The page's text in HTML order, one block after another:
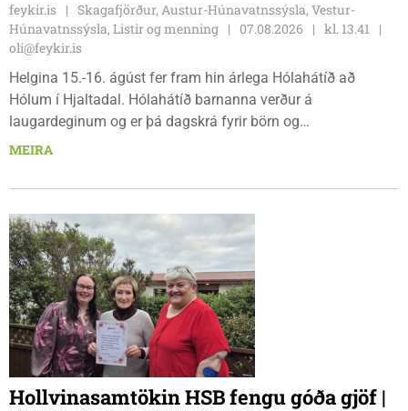
feykir.is
Skagafjörður, Austur-Húnavatnssýsla, Vestur-
Húnavatnssýsla, Listir og menning
07.08.2026
kl. 13.41
oli@feykir.is
Helgina 15.-16. ágúst fer fram hin árlega Hólahátíð að
Hólum í Hjaltadal. Hólahátíð barnanna verður á
laugardeginum og er þá dagskrá fyrir börn og
fjölskyldur.Lydía Einarsdóttir svæðisstjóri æskulýðsmála og
MEIRA
Hollvinasamtökin HSB fengu góða gjöf |